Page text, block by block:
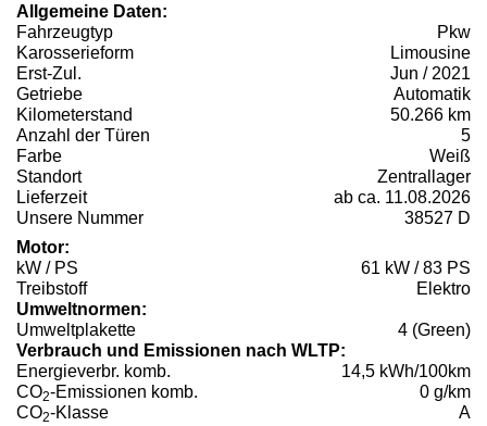
Allgemeine Daten:
Fahrzeugtyp
Pkw
Karosserieform
Limousine
Erst-Zul.
Jun / 2021
Getriebe
Automatik
Kilometerstand
50.266 km
Anzahl der Türen
5
Farbe
Weiß
Standort
Zentrallager
Lieferzeit
ab ca. 11.08.2026
Unsere Nummer
38527 D
Motor:
kW / PS
61 kW / 83 PS
Treibstoff
Elektro
Umweltnormen:
Umweltplakette
4 (Green)
Verbrauch und Emissionen nach WLTP:
Energieverbr. komb.
14,5 kWh/100km
CO2-Emissionen komb.
0 g/km
CO2-Klasse A